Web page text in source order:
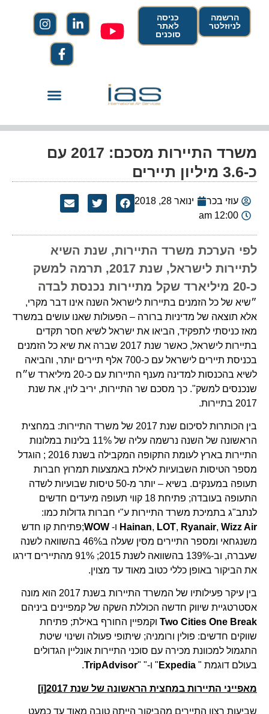
הרשמה
לניוזלטר
כניסה
לאתר
סוכנים
משרד התיירות מסכם: 2017 עם
כ-3.6 מיליון תיירים
עוזי בכר
ינואר 28, 2018
12:00 am
לפי הערכת משרד התיירות, שנת השיא
לתיירות לישראל, שנת 2017, תרמה למשק
כ-20 מיליארד שקל מתיירות נכנסת לבדה
״שיא של כל הזמנים בתיירות לישראל השנה אינו דבר מקרי,
אלא תוצאה של מדיניות ברורה – הפעולות שאנו עושים במשרד
מאז כניסתי לתפקיד, הביאו את ישראל לשיא חסר תקדים
בתיירות לישראל, כאשר שנת 2017 שברה את שיא כל הזמנים
בכניסת תיירים לישראל עם כ-700 אלף תיירים יותר, והביאה
לשיא בהכנסות למדינה מענף התיירות עם כ-20 מיליארד ש״ח
שנכנסים למשק". כך מסכם שר התיירות, יריב לוין, את שנת
2017 בתיירות.
בין הכותרות לסיכום שנת 2017 של משרד התיירות: במחצית
הראשונה של השנה נרשמה עליה של 11% בלינות במלונות
התיירות בארץ לעומת התקופה המקבילה בשנת 2016 ; הוגדל
מספר הטיסות השבועיות לאילת באמצעות תמרוץ חברות
תעופה במענקים. בשיא – יותר מ-50 טיסות שבועיות לשדה
התעופה בעובדה; פתיחת 18 קווי תעופה מיעדים חדשים
לנתב"ג בתמיכת משרד התיירות ע"י חברות גדולות כמו:
Hainan, LOT, Ryanair, Wizz Air ו-
;פתיחת קו חדש
משנגחאי ומספר התיירים מסין שעלה ב46% בהשוואה לשנה
שעברה, וב-139% בהשוואה לשנת 2015; 91% מהתיירים דירגו
את הביקור באופן כללי כטוב מאוד עד מצוין.
בין עיקר פעילותיו של המשרד התיירות בשנת 2017 הוא מונה
אסטרטגיית שיווק חדשה הכוללת השקה של קמפיינים ביניהם
Two Cities One Break וקמפיין החורף באילת; פתיחת
שווקים חדשים: פולין ורומניה; שיתופי פעולה ושינוי שיטת
התגמול למכוונת מכירה עם סוכני התיירות אונליין הגדולים
בעולם דוגמת " Expedia " ו-" "TripAdvisor
.
מאפייני התיירות במחצית הראשונה של שנת 2017[i]
שביעות רצון התיירים מהביקור הייתה טובה מאוד עד כמעט